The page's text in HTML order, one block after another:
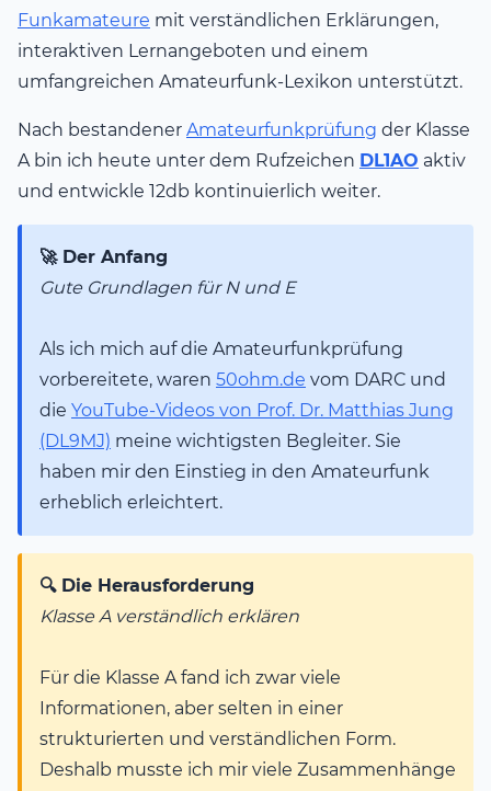
Funkamateure mit verständlichen Erklärungen,
interaktiven Lernangeboten und einem
umfangreichen Amateurfunk-Lexikon unterstützt.
Nach bestandener Amateurfunkprüfung der Klasse
A bin ich heute unter dem Rufzeichen DL1AO aktiv
und entwickle 12db kontinuierlich weiter.
🚀 Der Anfang
Gute Grundlagen für N und E
Als ich mich auf die Amateurfunkprüfung
vorbereitete, waren 50ohm.de vom DARC und
die YouTube-Videos von Prof. Dr. Matthias Jung
(DL9MJ) meine wichtigsten Begleiter. Sie
haben mir den Einstieg in den Amateurfunk
erheblich erleichtert.
🔍 Die Herausforderung
Klasse A verständlich erklären
Für die Klasse A fand ich zwar viele
Informationen, aber selten in einer
strukturierten und verständlichen Form.
Deshalb musste ich mir viele Zusammenhänge